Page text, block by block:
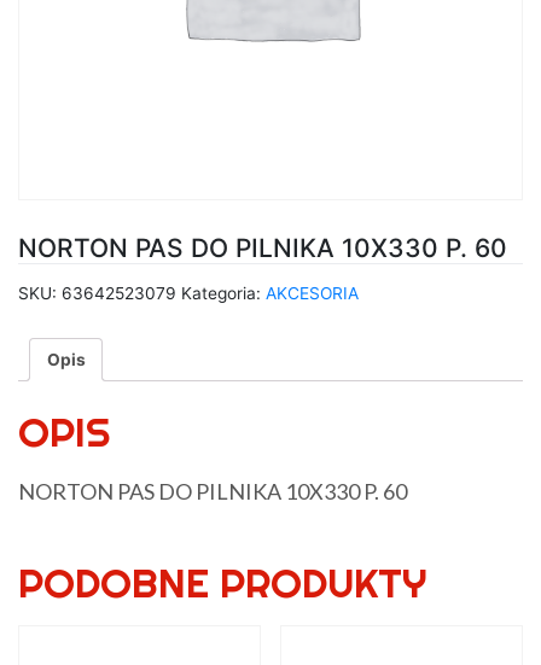
NORTON PAS DO PILNIKA 10X330 P. 60
SKU: 63642523079 Kategoria: AKCESORIA
Opis
OPIS
NORTON PAS DO PILNIKA 10X330 P. 60
PODOBNE PRODUKTY